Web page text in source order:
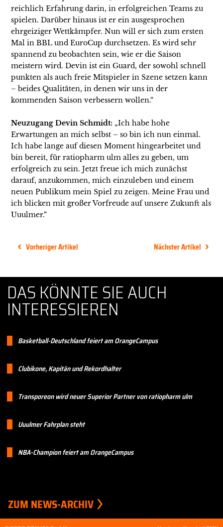
reichlich Erfahrung darin, in erfolgreichen Teams zu
spielen. Darüber hinaus ist er ein ausgesprochen
ehrgeiziger Wettkämpfer. Nun will er sich zum ersten
Mal in BBL und EuroCup durchsetzen. Es wird sehr
spannend zu beobachten sein, wie er die Saison
meistern wird. Devin ist ein Guard, der sowohl schnell
punkten als auch freie Mitspieler in Szene setzen kann
– beides Qualitäten, in denen wir uns in der
kommenden Saison verbessern wollen.“
Neuzugang Devin Schmidt: „Ich habe hohe
Erwartungen an mich selbst – so bin ich nun einmal.
Ich habe lange auf diesen Moment hingearbeitet und
bin bereit, für ratiopharm ulm alles zu geben, um
erfolgreich zu sein. Jetzt freue ich mich zunächst
darauf, anzukommen, mich einzuleben und einem
neuen Publikum mein Spiel zu zeigen. Meine Frau und
ich blicken mit großer Vorfreude auf unsere Zukunft als
Uuulmer.“
Vorheriger Artikel Nächster Artikel
DAS KÖNNTE SIE AUCH
INTERESSIEREN
Basketball-Deutschland feiert am OrangeCampus
Clubikone, Kapitän und Rekordhalter
Transporeon wird neuer Superior Partner von ratiopharm ulm
Uuulmer Fahrplan steht
NBA-Champion feiert am OrangeCampus
ZUM NEWS-ARCHIV